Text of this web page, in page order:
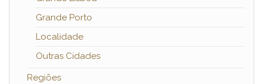
Grande Porto
Localidade
Outras Cidades
Regiões